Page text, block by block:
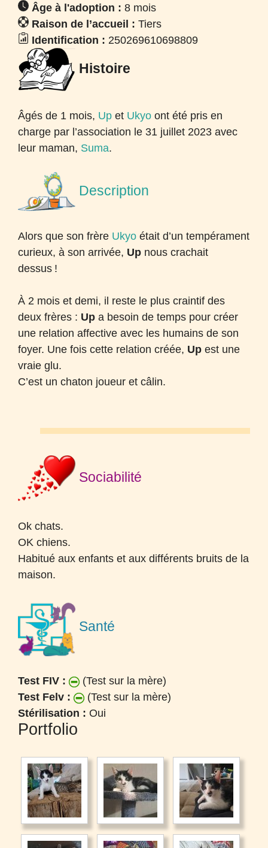
Âge à l'adoption : 8 mois
Raison de l’accueil : Tiers
Identification : 250269610698809
Histoire
Âgés de 1 mois, Up et Ukyo ont été pris en
charge par l’association le 31 juillet 2023 avec
leur maman, Suma.
Description
Alors que son frère Ukyo était d’un tempérament
curieux, à son arrivée, Up nous crachait
dessus !
À 2 mois et demi, il reste le plus craintif des
deux frères : Up a besoin de temps pour créer
une relation affective avec les humains de son
foyer. Une fois cette relation créée, Up est une
vraie glu.
C’est un chaton joueur et câlin.
Sociabilité
Ok chats.
OK chiens.
Habitué aux enfants et aux différents bruits de la
maison.
Santé
Test FIV :
(Test sur la mère)
Test Felv :
(Test sur la mère)
Stérilisation : Oui
Portfolio